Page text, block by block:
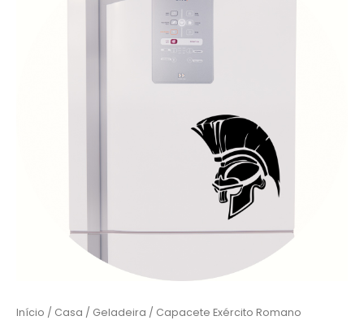
Início / Casa / Geladeira / Capacete Exército Romano